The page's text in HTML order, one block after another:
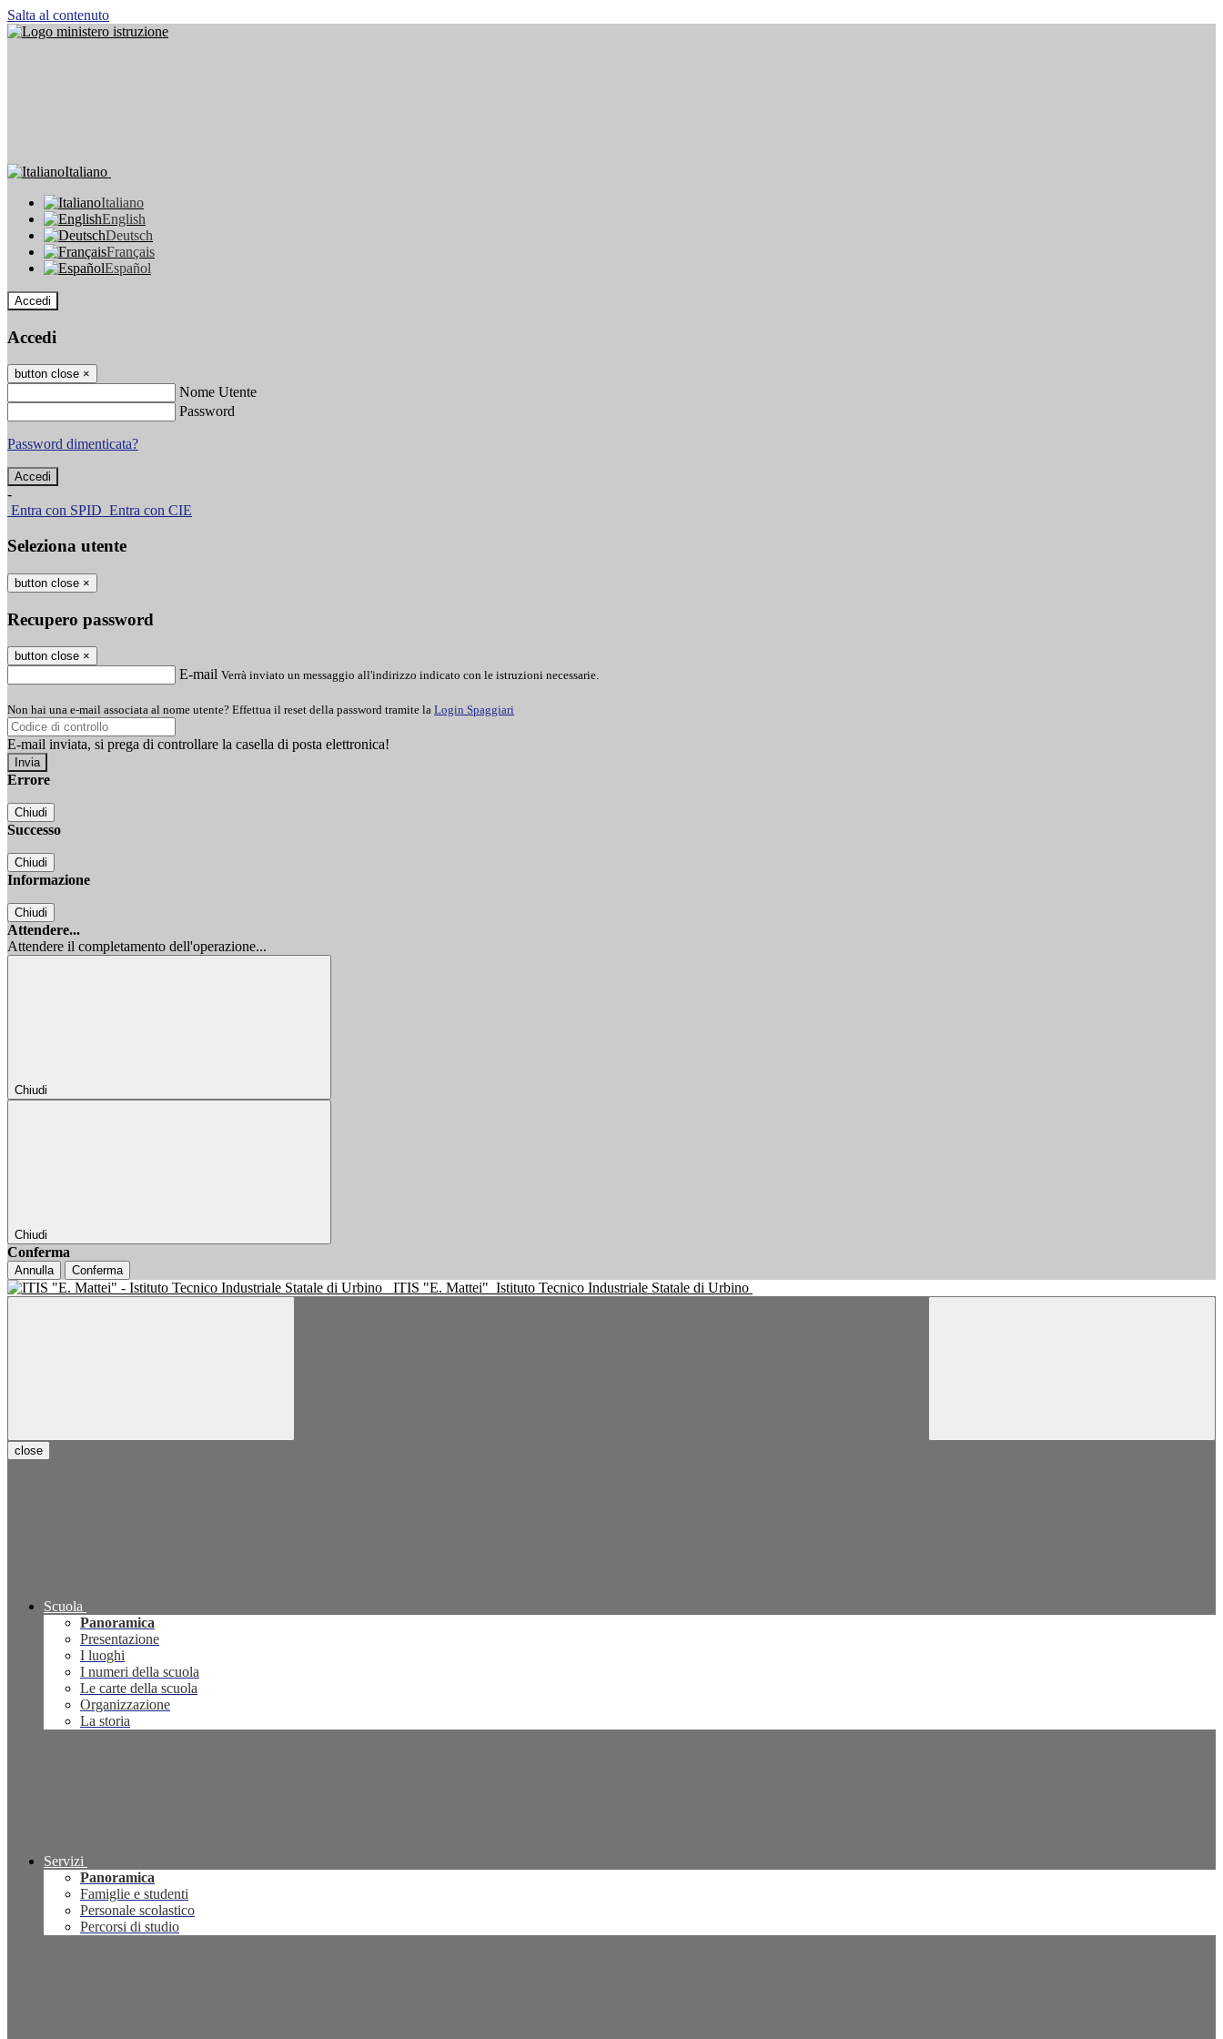
Salta al contenuto
Italiano
Italiano
English
Deutsch
Français
Español
Accedi
Accedi
button close ×
Nome Utente
Password
Password dimenticata?
-
Entra con SPID Entra con CIE
Seleziona utente
button close ×
Recupero password
button close ×
E-mail Verrà inviato un messaggio all'indirizzo indicato con le istruzioni necessarie.
Non hai una e-mail associata al nome utente? Effettua il reset della password tramite la Login Spaggiari
E-mail inviata, si prega di controllare la casella di posta elettronica!
Errore
Chiudi
Successo
Chiudi
Informazione
Chiudi
Attendere...
Attendere il completamento dell'operazione...
Chiudi
Chiudi
Conferma
Annulla Conferma
ITIS "E. Mattei" Istituto Tecnico Industriale Statale di Urbino
close
Scuola
Panoramica
Presentazione
I luoghi
I numeri della scuola
Le carte della scuola
Organizzazione
La storia
Servizi
Panoramica
Famiglie e studenti
Personale scolastico
Percorsi di studio